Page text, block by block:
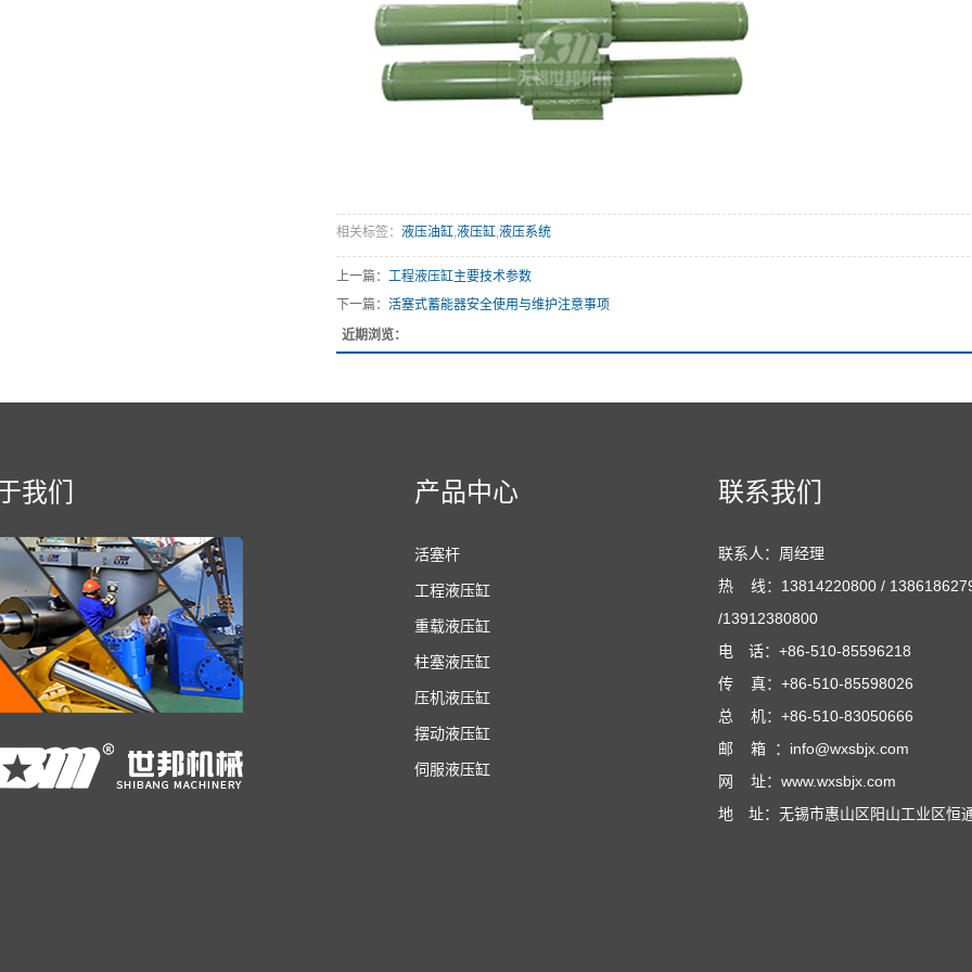
相关标签： 液压油缸,液压缸,液压系统
上一篇： 工程液压缸主要技术参数
下一篇： 活塞式蓄能器安全使用与维护注意事项
近期浏览：
我们 产品中心
活塞杆
工程液压缸
重载液压缸
柱塞液压缸
压机液压缸
摆动液压缸
伺服液压缸
联系我们
联系人：周经理
热 线：13814220800 /
/13912380800
电 话：+86-510-85596218
传 真：+86-510-85598026
总 机：+86-510-83050666
邮 箱 ：info@wxsbjx.com
网 址：www.wxsbjx.com
地 址：无锡市惠山区阳山工业区恒